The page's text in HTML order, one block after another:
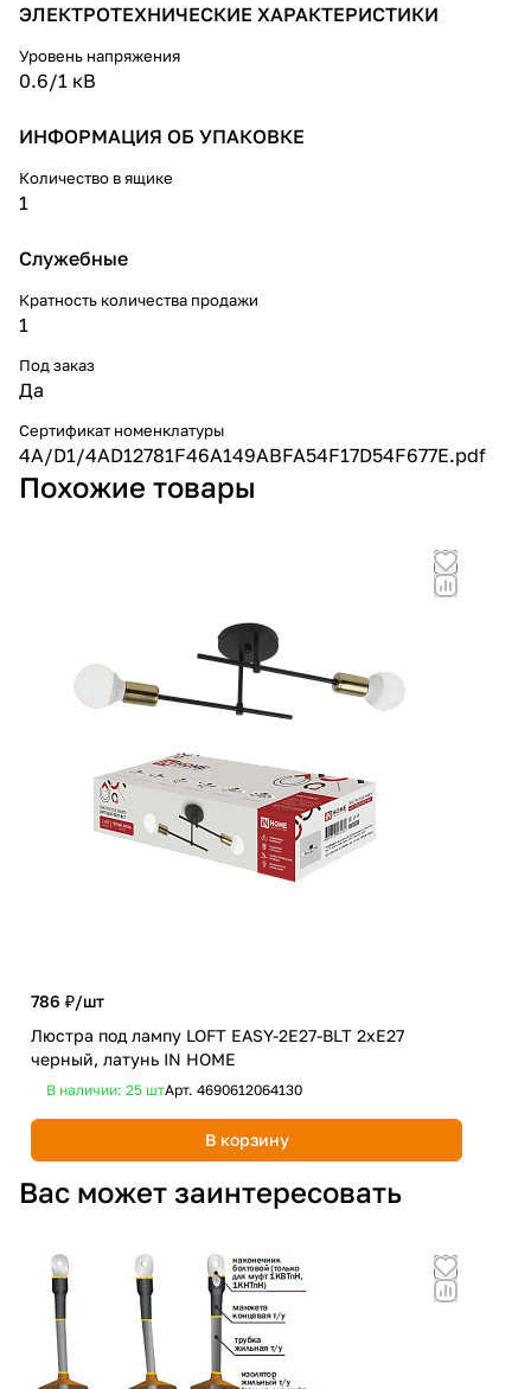
ЭЛЕКТРОТЕХНИЧЕСКИЕ ХАРАКТЕРИСТИКИ
Уровень напряжения
0.6/1 кВ
ИНФОРМАЦИЯ ОБ УПАКОВКЕ
Количество в ящике
1
Служебные
Кратность количества продажи
1
Под заказ
Да
Сертификат номенклатуры
4A/D1/4AD12781F46A149ABFA54F17D54F677E.pdf
Похожие товары
786 ₽/шт
Люстра под лампу LOFT EASY-2E27-BLT 2хЕ27
черный, латунь IN HOME
В наличии: 25 штАрт. 4690612064130
В корзину
Вас может заинтересовать